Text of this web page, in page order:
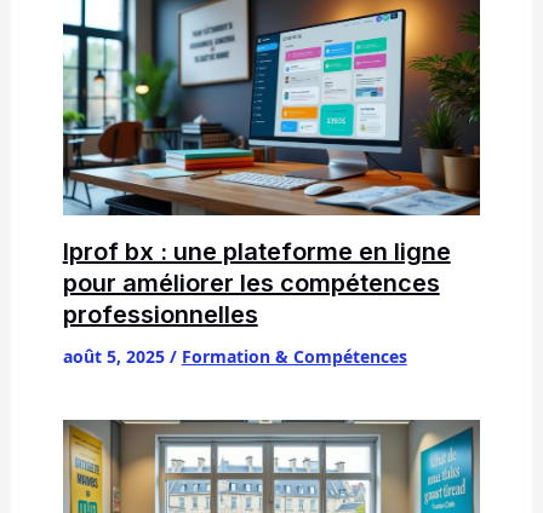
Iprof bx : une plateforme en ligne
pour améliorer les compétences
professionnelles
août 5, 2025 / Formation & Compétences